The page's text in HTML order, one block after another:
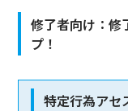
修了者向け：修
プ！
特定行為アセ